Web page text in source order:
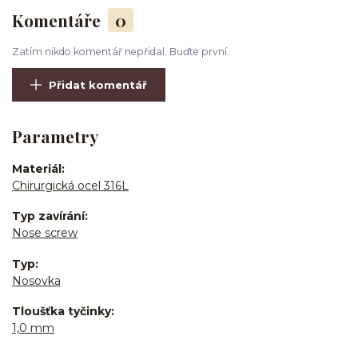
Komentáře 0
Zatím nikdo komentář nepřidal. Buďte první.
Přidat komentář
Parametry
Materiál
Chirurgická ocel 316L
Typ zavírání
Nose screw
Typ
Nosovka
Tloušťka tyčinky
1,0 mm